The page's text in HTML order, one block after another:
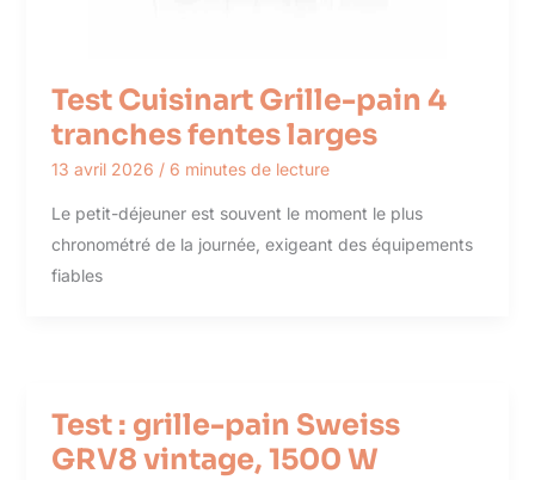
Test Cuisinart Grille-pain 4
tranches fentes larges
13 avril 2026 / 6 minutes de lecture
Le petit-déjeuner est souvent le moment le plus
chronométré de la journée, exigeant des équipements
fiables
Test : grille-pain Sweiss
GRV8 vintage, 1500 W